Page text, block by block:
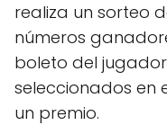
realiza un sorteo
números
boleto del
seleccionados en
un premio.